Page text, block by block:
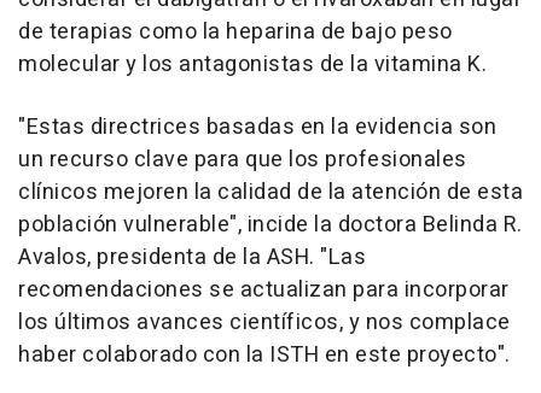
de terapias como la heparina de bajo peso
molecular y los antagonistas de la vitamina K.
"Estas directrices basadas en la evidencia son
un recurso clave para que los profesionales
clínicos mejoren la calidad de la atención de esta
población vulnerable", incide la doctora Belinda R.
Avalos, presidenta de la ASH. "Las
recomendaciones se actualizan para incorporar
los últimos avances científicos, y nos complace
haber colaborado con la ISTH en este proyecto".